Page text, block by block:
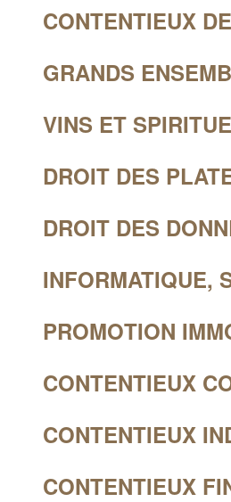
CONTENTIEUX
GRANDS
VINS ET
DROIT DES
DROIT DES
INFORMATIQUE,
PROMOTION
CONTENTIEUX
CONTENTIEUX
CONTENTIEUX